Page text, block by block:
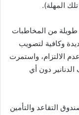
من المخاطبات
وكافية لتصويب
الالتزام، واستمرت
الدنانير دون أي
التقاعد والتأمين